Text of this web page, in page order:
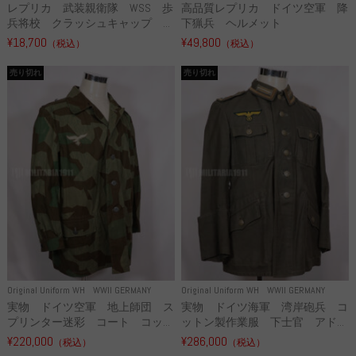
レプリカ 武装親衛隊 WSS 歩
兵将校 クラッシュキャップ ...
¥18,700 （税込）
高品質レプリカ ドイツ空軍 降
下猟兵 ヘルメット
¥49,800 （税込）
Original Uniform WH WWII GERMANY
売り切れ
実物 ドイツ空軍 地上師団 ス
プリンター迷彩 コート コッ...
¥220,000 （税込）
Original Uniform WH WWII GERMANY
売り切れ
実物 ドイツ海軍 湾岸砲兵 コ
ットン製作業服 下士官 アド...
¥286,000 （税込）